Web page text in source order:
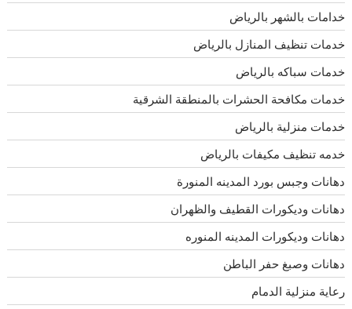
خدامات بالشهر بالرياض
خدمات تنظيف المنازل بالرياض
خدمات سباكه بالرياض
خدمات مكافحة الحشرات بالمنطقة الشرقية
خدمات منزلية بالرياض
خدمه تنظيف مكيفات بالرياض
دهانات وجبس بورد المدينه المنورة
دهانات وديكورات القطيف والظهران
دهانات وديكورات المدينه المنوره
دهانات وصبغ حفر الباطن
رعاية منزلية الدمام